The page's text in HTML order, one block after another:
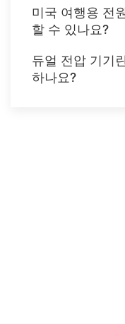
미국 여행용 전
할 수 있나요?
듀얼 전압 기기
하나요?